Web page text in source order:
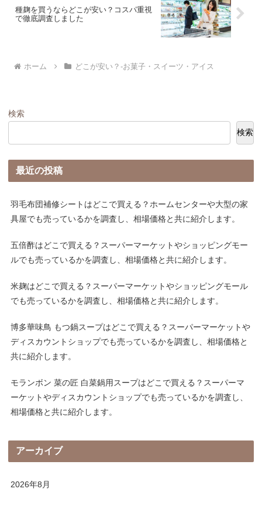
種麹を買うならどこが安い？コスパ重視
で徹底調査しました
ホーム どこが安い？-お菓子・スイーツ・アイス
検索
検索
最近の投稿
羽毛布団補修シートはどこで買える？ホームセンターや大型の家
具屋でも売っているかを調査し、相場価格と共に紹介します。
五倍酢はどこで買える？スーパーマーケットやショッピングモー
ルでも売っているかを調査し、相場価格と共に紹介します。
米麹はどこで買える？スーパーマーケットやショッピングモール
でも売っているかを調査し、相場価格と共に紹介します。
博多華味鳥 もつ鍋スープはどこで買える？スーパーマーケットや
ディスカウントショップでも売っているかを調査し、相場価格と
共に紹介します。
モランボン 菜の匠 白菜鍋用スープはどこで買える？スーパーマ
ーケットやディスカウントショップでも売っているかを調査し、
相場価格と共に紹介します。
アーカイブ
2026年8月